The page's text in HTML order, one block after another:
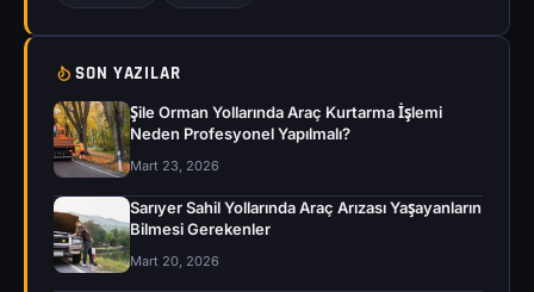
SON YAZILAR
Şile Orman Yollarında Araç Kurtarma İşlemi
Neden Profesyonel Yapılmalı?
Mart 23, 2026
Sarıyer Sahil Yollarında Araç Arızası Yaşayanların
Bilmesi Gerekenler
Mart 20, 2026